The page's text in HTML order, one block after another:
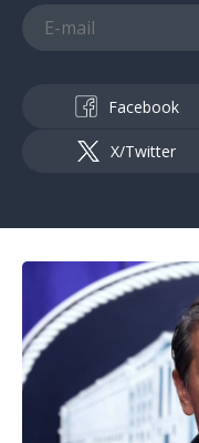
Facebook
X/Twitter